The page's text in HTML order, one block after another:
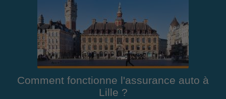
Comment fonctionne l'assurance auto à
Lille ?